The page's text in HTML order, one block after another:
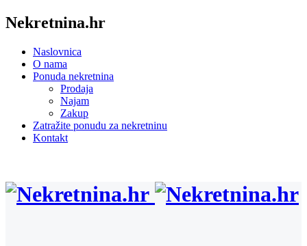
Nekretnina.hr
Naslovnica
O nama
Ponuda nekretnina
Prodaja
Najam
Zakup
Zatražite ponudu za nekretninu
Kontakt